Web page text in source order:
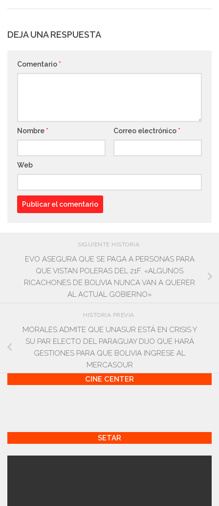
DEJA UNA RESPUESTA
Comentario *
Nombre * Correo electrónico *
Web
SIGUIENTE HISTORIA
EVO ASEGURA QUE SE PAGA A PERSONAS PARA
QUE VISTAN POLERAS DEL 21F. «ALGUNOS
RICACHONES DE BOLIVIA NUNCA VAN A QUERER
AL ACTUAL GOBIERNO»
HISTORIA PREVIA
MORALES ADMITE QUE UNASUR ESTÁ EN CRISIS Y
SU PAR ELECTO DEL PARAGUAY DIJO QUE HARÁ
GESTIONES PARA QUE BOLIVIA INGRESE AL
MERCASOUR
CINE CENTER
SETAR